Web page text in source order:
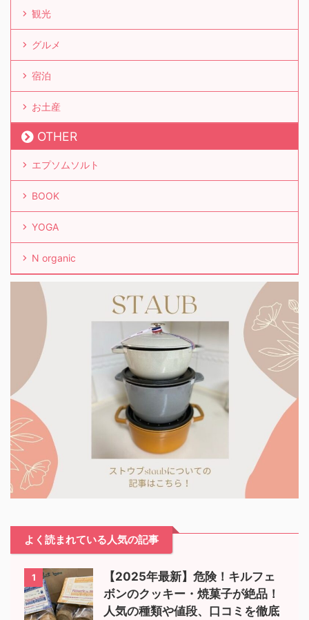
観光
グルメ
宿泊
お土産
OTHER
エプソムソルト
BOOK
YOGA
N organic
よく読まれている人気の記事
1
【2025年最新】危険！キルフェ
ボンのクッキー・焼菓子が絶品！
人気の種類や値段、口コミを徹底